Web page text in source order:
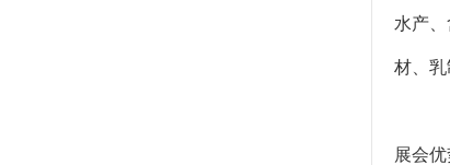
水产
材、乳
展会优